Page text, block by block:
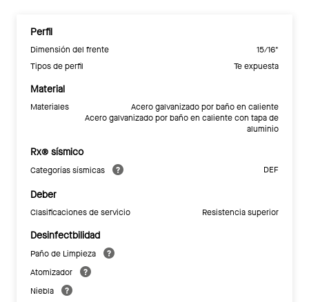
Perfil
Dimensión del frente
15/16"
Tipos de perfil
Te expuesta
Material
Materiales
Acero galvanizado por baño en caliente
Acero galvanizado por baño en caliente con tapa de
aluminio
Rx® sísmico
Categorías sísmicas DEF
Deber
Clasificaciones de servicio Resistencia superior
Desinfectbilidad
Paño de Limpieza
Atomizador
Niebla